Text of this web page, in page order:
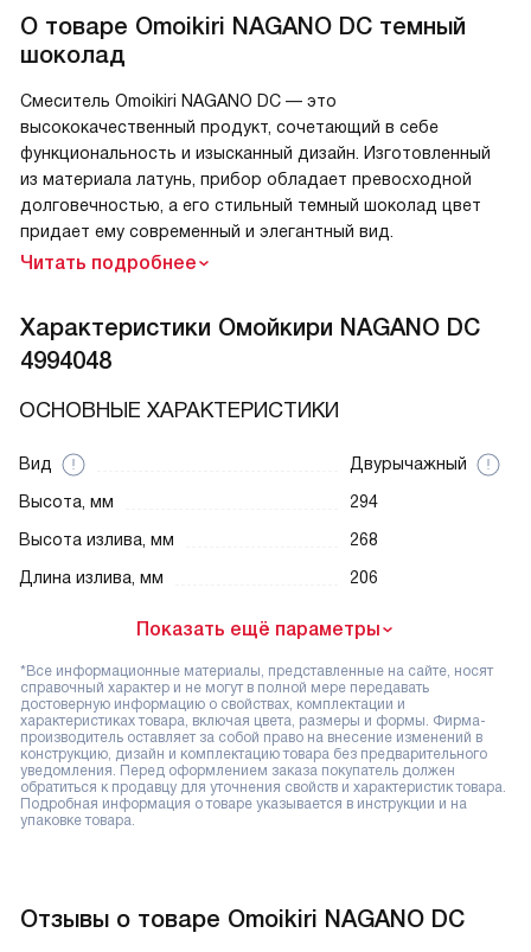
О товаре Omoikiri NAGANO DC темный
шоколад
Смеситель Omoikiri NAGANO DC — это
высококачественный продукт, сочетающий в себе
функциональность и изысканный дизайн. Изготовленный
из материала латунь, прибор обладает превосходной
долговечностью, а его стильный темный шоколад цвет
придает ему современный и элегантный вид.
Читать подробнее
Характеристики Омойкири NAGANO DC
4994048
ОСНОВНЫЕ ХАРАКТЕРИСТИКИ
Вид
Двурычажный
Высота, мм
294
Высота излива, мм
268
Длина излива, мм
206
Показать ещё параметры
*Все информационные материалы, представленные на сайте, носят
справочный характер и не могут в полной мере передавать
достоверную информацию о свойствах, комплектации и
характеристиках товара, включая цвета, размеры и формы. Фирма-
производитель оставляет за собой право на внесение изменений в
конструкцию, дизайн и комплектацию товара без предварительного
уведомления. Перед оформлением заказа покупатель должен
обратиться к продавцу для уточнения свойств и характеристик товара.
Подробная информация о товаре указывается в инструкции и на
упаковке товара.
Отзывы о товаре Omoikiri NAGANO DC